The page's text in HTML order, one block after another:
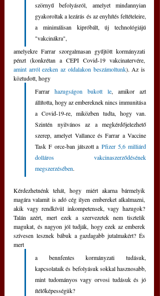
szörnyű befolyásról, amelyet mindannyian
gyakoroltak a lezárás és az enyhítés feltételeire,
a minimálisan kipróbált, új technológiájú
"vakcinákra",
amelyekre Farrar szorgalmasan gyűjtött kormányzati
amint arról ezeken az oldalakon beszámoltunk). Az is
köztudott, hogy
Farrar hazugságon bukott le, amikor azt
állította, hogy az embereknek nincs immunitása
a Covid-19-re, miközben tudta, hogy van.
Szintén nyilvános az a megkérdőjelezhető
szerep, amelyet Vallance és Farrar a Vaccine
Task F orce-ban játszott a Pfizer 5,6 milliárd
dolláros vakcinaszerződésének
megszerzésében.
Kérdezhetnénk tehát, hogy miért akarna bármelyik
magára valamit is adó cég ilyen embereket alkalmazni,
akik vagy rendkívül inkompetensek, vagy hazugok?
Talán azért, mert ezek a szervezetek nem tisztelik
magukat, és nagyon jól tudják, hogy ezek az emberek
szívesen lesznek bábuk a gazdagabb jutalmakért? És
mert
a bennfentes kormányzati tudásuk,
kapcsolataik és befolyásuk sokkal hasznosabb,
mint tudományos vagy orvosi tudásuk és jó
ítélőképességük?